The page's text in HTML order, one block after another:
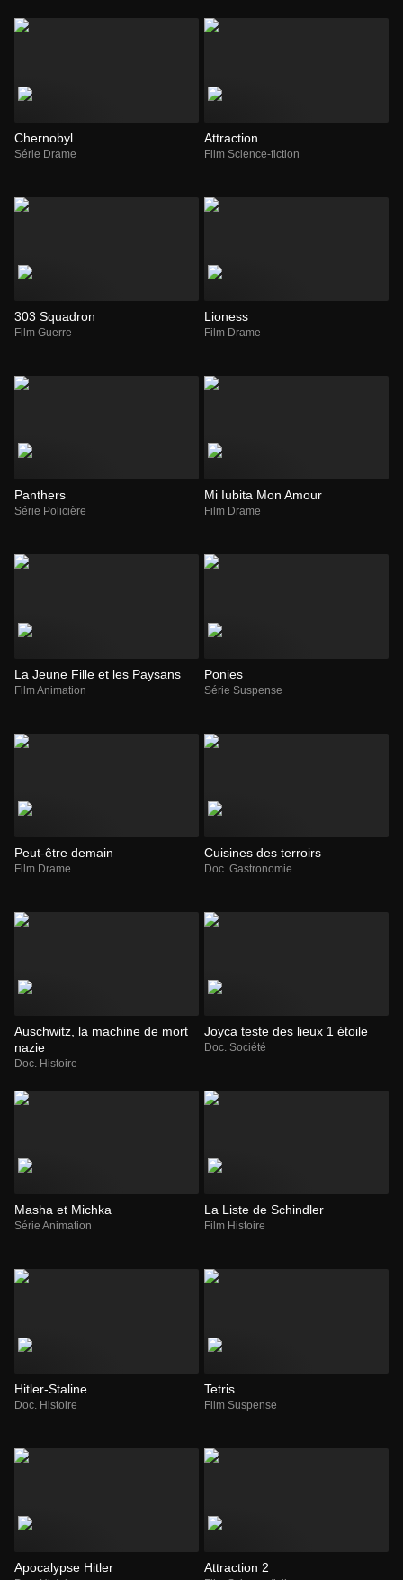
Chernobyl
Série Drame
Attraction
Film Science-fiction
303 Squadron
Film Guerre
Lioness
Film Drame
Panthers
Série Policière
Mi Iubita Mon Amour
Film Drame
La Jeune Fille et les Paysans
Film Animation
Ponies
Série Suspense
Peut-être demain
Film Drame
Cuisines des terroirs
Doc. Gastronomie
Auschwitz, la machine de mort
nazie
Doc. Histoire
Joyca teste des lieux 1 étoile
Doc. Société
Masha et Michka
Série Animation
La Liste de Schindler
Film Histoire
Hitler-Staline
Doc. Histoire
Tetris
Film Suspense
Apocalypse Hitler Attraction 2